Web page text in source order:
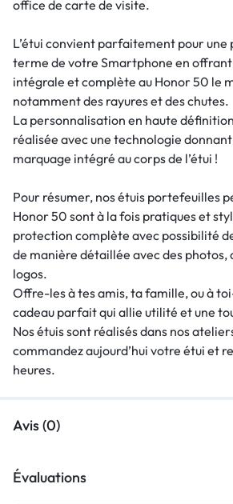
office de carte de visite.
L’étui convient parfaitement pour
terme de votre Smartphone en
intégrale et complète au Honor 50 le
notamment des rayures et des chutes.
La personnalisation en haute
réalisée avec une technologie donnant
marquage intégré au corps de l’étui !
Pour résumer, nos étuis portefeuilles
Honor 50 sont à la fois pratiques et
protection complète avec possibilité
de manière détaillée avec des photos,
logos.
Offre-les à tes amis, ta famille, ou à
cadeau parfait qui allie utilité et une
Nos étuis sont réalisés dans nos
commandez aujourd’hui votre étui et
heures.
Avis (0)
Évaluations